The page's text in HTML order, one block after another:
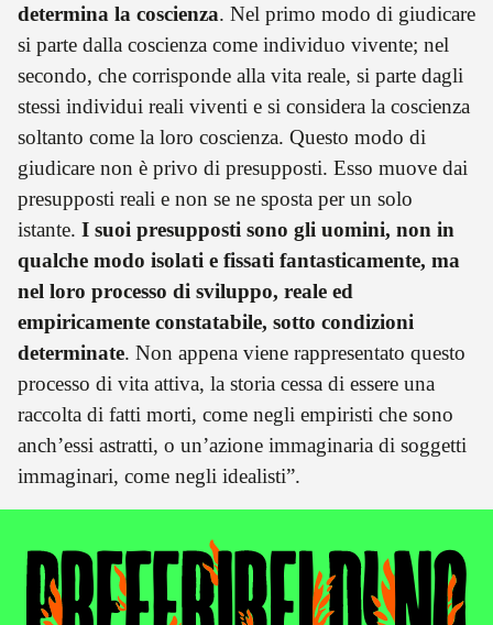
determina la coscienza. Nel primo modo di giudicare
si parte dalla coscienza come individuo vivente; nel
secondo, che corrisponde alla vita reale, si parte dagli
stessi individui reali viventi e si considera la coscienza
soltanto come la loro coscienza. Questo modo di
giudicare non è privo di presupposti. Esso muove dai
presupposti reali e non se ne sposta per un solo
istante. I suoi presupposti sono gli uomini, non in
qualche modo isolati e fissati fantasticamente, ma
nel loro processo di sviluppo, reale ed
empiricamente constatabile, sotto condizioni
determinate. Non appena viene rappresentato questo
processo di vita attiva, la storia cessa di essere una
raccolta di fatti morti, come negli empiristi che sono
anch’essi astratti, o un’azione immaginaria di soggetti
immaginari, come negli idealisti”.